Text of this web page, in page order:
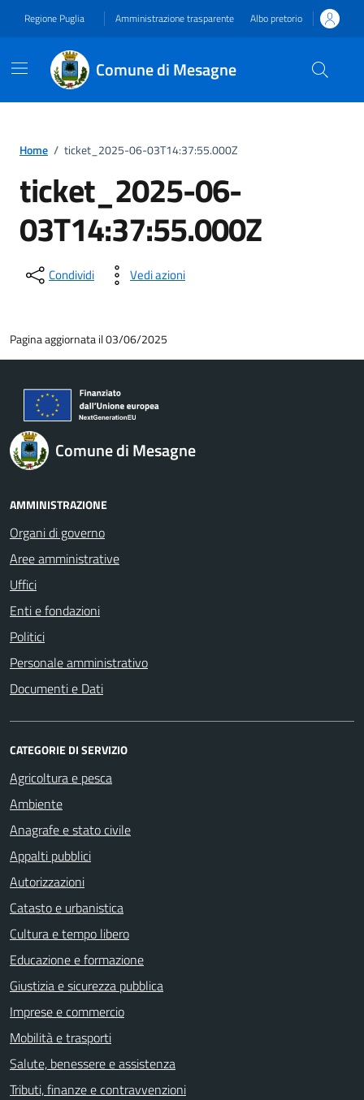
Regione Puglia Amministrazione trasparente Albo pretorio
Comune di Mesagne
Home / ticket_2025-06-03T14:37:55.000Z
ticket_2025-06-
03T14:37:55.000Z
Condividi Vedi azioni
Pagina aggiornata il 03/06/2025
Comune di Mesagne
AMMINISTRAZIONE
Organi di governo
Aree amministrative
Uffici
Enti e fondazioni
Politici
Personale amministrativo
Documenti e Dati
CATEGORIE DI SERVIZIO
Agricoltura e pesca
Ambiente
Anagrafe e stato civile
Appalti pubblici
Autorizzazioni
Catasto e urbanistica
Cultura e tempo libero
Educazione e formazione
Giustizia e sicurezza pubblica
Imprese e commercio
Mobilità e trasporti
Salute, benessere e assistenza
Tributi, finanze e contravvenzioni